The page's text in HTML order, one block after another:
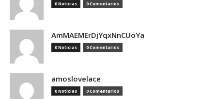
0 Noticias 0 Comentarios
AmMAEMErDjYqxNnCUoYa
0 Noticias 0 Comentarios
amoslovelace
0 Noticias 0 Comentarios